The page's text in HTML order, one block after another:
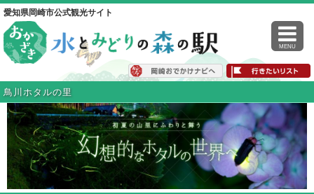
愛知県岡崎市公式観光サイト
MENU
鳥川ホタルの里